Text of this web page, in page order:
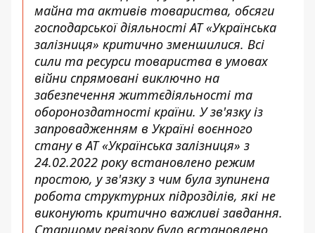
майна та активів товариства, обсяги
господарської діяльності АТ «Українська
залізниця» критично зменшилися. Всі
сили та ресурси товариства в умовах
війни спрямовані виключно на
забезпечення життєдіяльності та
обороноздатності країни. У зв'язку із
запровадженням в Україні воєнного
стану в АТ «Українська залізниця» з
24.02.2022 року встановлено режим
простою, у зв'язку з чим була зупинена
робота структурних підрозділів, які не
виконують критично важливі завдання.
Старшому ревізору було встановлено